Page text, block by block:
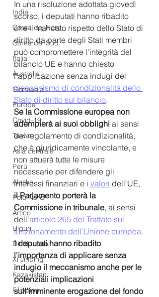
India
Corea del Nord
Corea del Sud
Italia
Australia
Germania
Europa
Covid-19
Taiwan
Asia centrale
Perù
Alaska
Polo Nord
Artico
Uiguri
Diritti umani
Xi Jinping
Kazakistan
Filippine
In una risoluzione adottata giovedì
scorso, i deputati hanno ribadito
che il mancato rispetto dello Stato di
diritto da parte degli Stati membri
può compromettere l'integrità del
bilancio UE e hanno chiesto
l’applicazione senza indugi del
meccanismo di condizionalità dello
Stato di diritto sul bilancio.
Se la Commissione europea non
adempierà ai suoi obblighi ai sensi
del regolamento di condizionalità,
che è giuridicamente vincolante, e
non attuerà tutte le misure
necessarie per difendere gli
interessi finanziari e i valori dell'UE,
il Parlamento porterà la
Commissione in tribunale, ai sensi
dell'articolo 265 del Trattato sul
funzionamento dell’Unione europea.
I deputati hanno ribadito
l'importanza di applicare senza
indugio il meccanismo anche per le
potenziali implicazioni
sull'imminente erogazione del fondo